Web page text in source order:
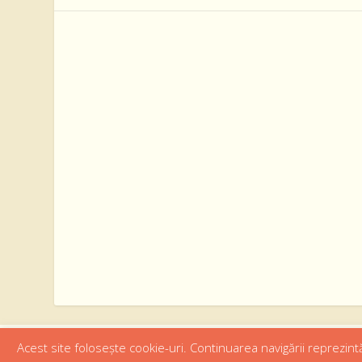
Acest site folosește cookie-uri. Continuarea navigării